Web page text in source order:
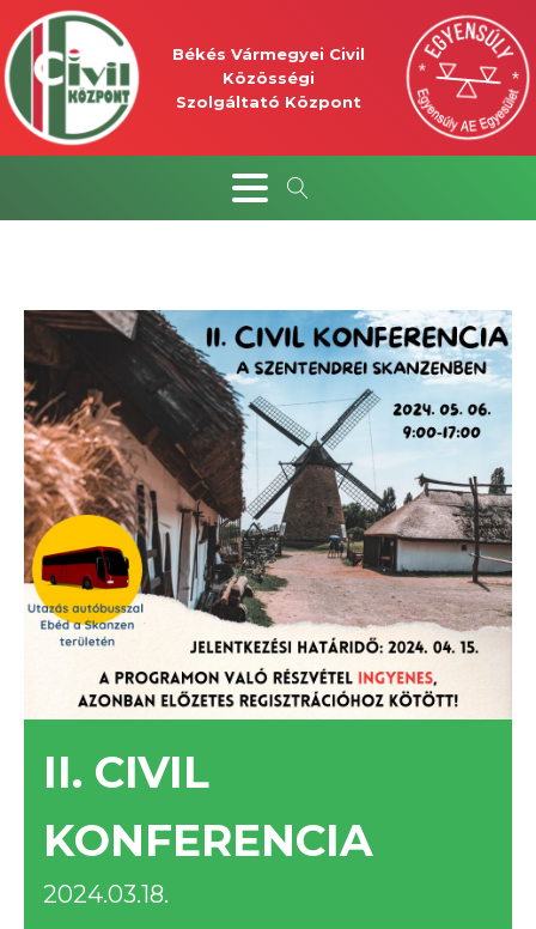
Békés Vármegyei Civil
Közösségi
Szolgáltató Központ
II. CIVIL
KONFERENCIA
2024.03.18.